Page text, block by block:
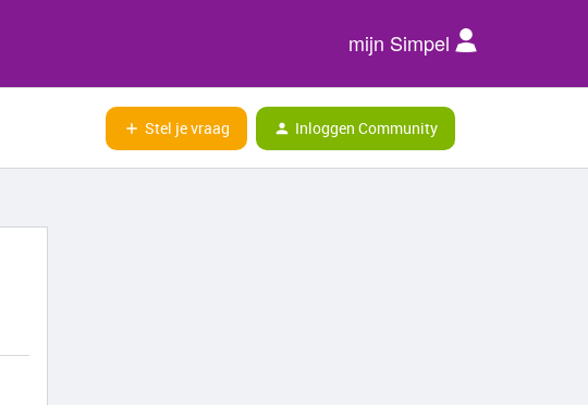
mijn Simpel
Stel je vraag Inloggen Community